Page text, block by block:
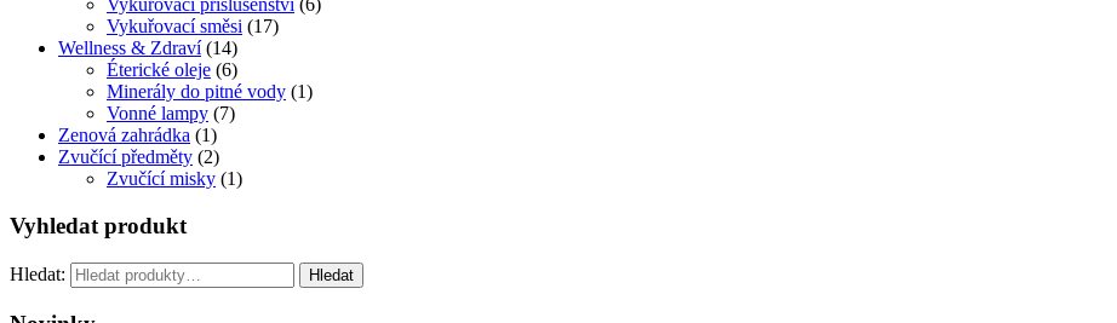
Vykuřovací příslušenství (6)
Vykuřovací směsi (17)
Wellness & Zdraví (14)
Éterické oleje (6)
Minerály do pitné vody (1)
Vonné lampy (7)
Zenová zahrádka (1)
Zvučící předměty (2)
Zvučící misky (1)
Vyhledat produkt
Hledat: Hledat